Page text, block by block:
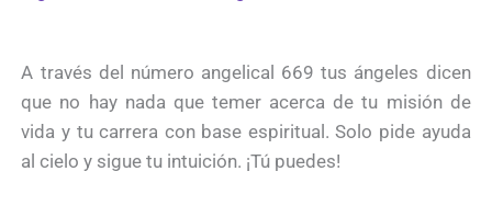
A través del número angelical 669 tus ángeles dicen
que no hay nada que temer acerca de tu misión de
vida y tu carrera con base espiritual. Solo pide ayuda
al cielo y sigue tu intuición. ¡Tú puedes!